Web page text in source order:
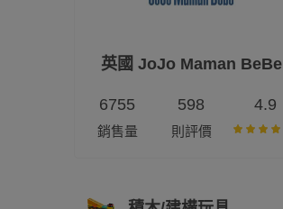
英國 JoJo Maman BeBe
6755
銷售量
598
則評價
4.9